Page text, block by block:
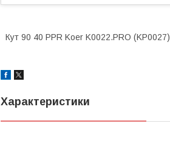
Кут 90 40 PPR Koer K0022.PRO (KP0027)
Характеристики